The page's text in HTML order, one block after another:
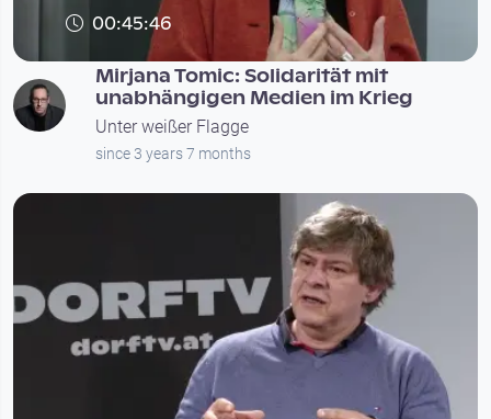
00:45:46
Mirjana Tomic: Solidarität mit
unabhängigen Medien im Krieg
Unter weißer Flagge
since 3 years 7 months